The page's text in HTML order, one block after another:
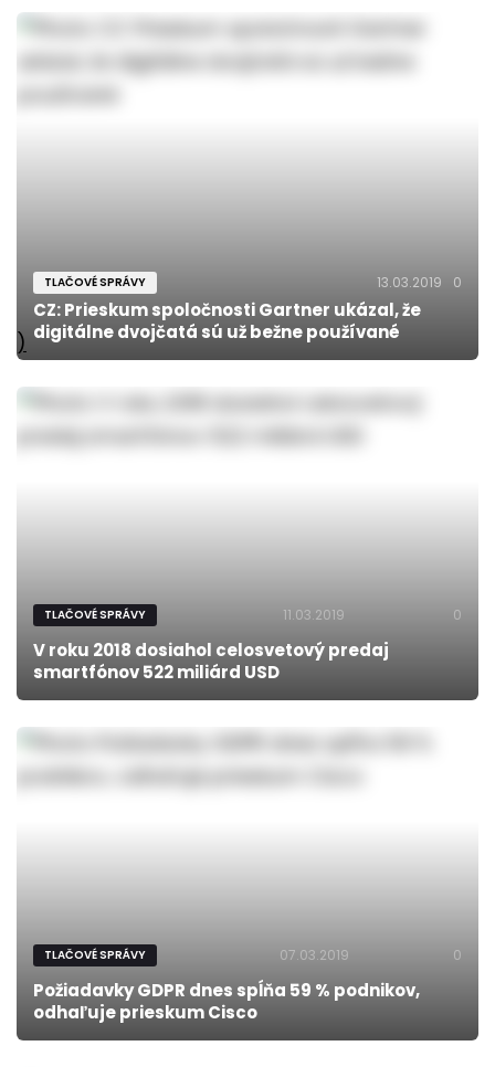
)
TLAČOVÉ SPRÁVY 13.03.2019 0
CZ: Prieskum spoločnosti Gartner ukázal, že
digitálne dvojčatá sú už bežne používané
TLAČOVÉ SPRÁVY 11.03.2019 0
V roku 2018 dosiahol celosvetový predaj
smartfónov 522 miliárd USD
TLAČOVÉ SPRÁVY 07.03.2019 0
Požiadavky GDPR dnes spĺňa 59 % podnikov,
odhaľuje prieskum Cisco